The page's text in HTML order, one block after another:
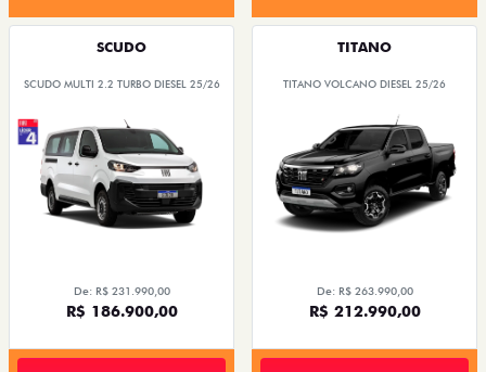
SCUDO
SCUDO MULTI 2.2 TURBO DIESEL 25/26
De: R$ 231.990,00
R$ 186.900,00
TITANO
TITANO VOLCANO DIESEL 25/26
De: R$ 263.990,00
R$ 212.990,00